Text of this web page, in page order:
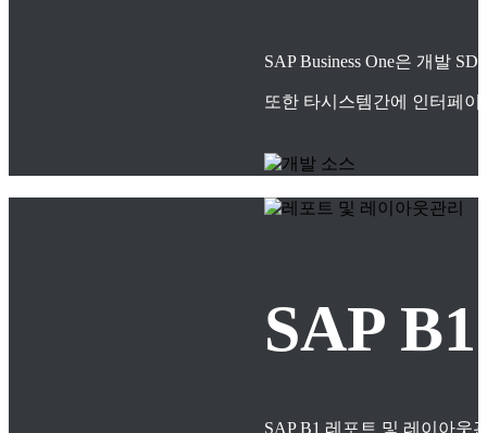
SAP Business One은 개발
또한 타시스템간에 인터페
SAP
SAP B1 레포트 및 레이아웃